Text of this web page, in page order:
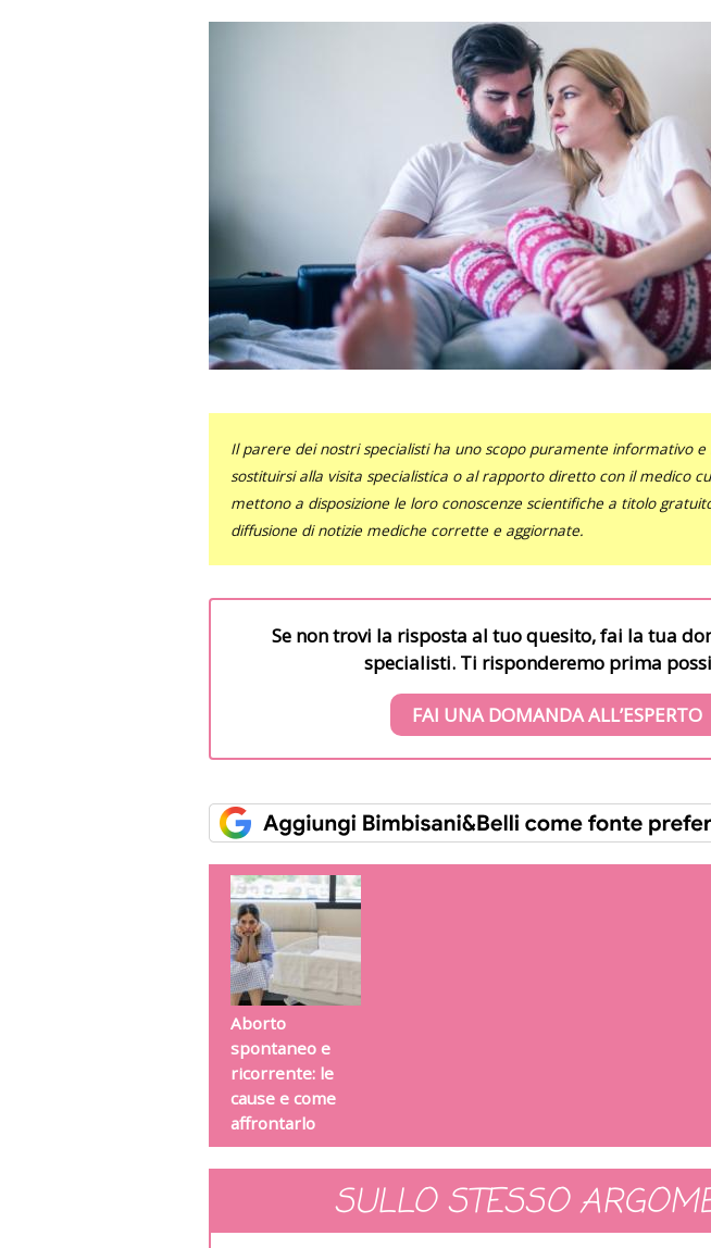
Il parere dei nostri specialisti ha uno scopo puramente informativo e
sostituirsi alla visita specialistica o al rapporto diretto con il medico
mettono a disposizione le loro conoscenze scientifiche a titolo
diffusione di notizie mediche corrette e aggiornate.
Se non trovi la risposta al tuo quesito, fai la tua
specialisti. Ti risponderemo prima
FAI UNA DOMANDA ALL’ESPERTO
Aborto
spontaneo e
ricorrente: le
cause e come
affrontarlo
SULLO STESSO